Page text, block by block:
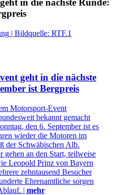
in die nächste Runde:
geht in die nächste
ist Bergpreis
Motorsport-Event
bekannt gemacht
den 6. September ist es
wieder die Motoren im
der Schwäbischen Alb.
an den Start, teilweise
Leopold Prinz von Bayern
zehntausend Besucher
Ehrenamtliche sorgen
| mehr